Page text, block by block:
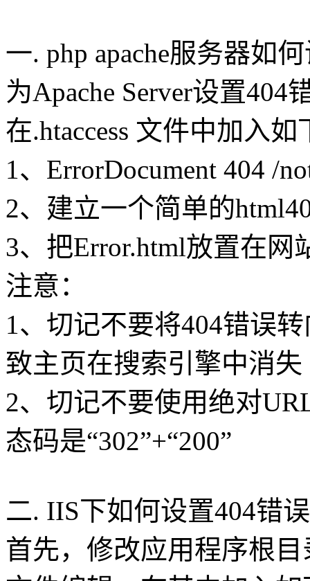
一. php apache服务器如
为Apache Server设置
在.htaccess 文件中加入
1、ErrorDocument 404 /
2、建立一个简单的
3、把Error.html放置在网
注意：
1、切记不要将404错误
致主页在搜索引擎中消失
2、切记不要使用绝对
态码是“302”+“200”
二. IIS下如何设置404错
首先，修改应用程序根目